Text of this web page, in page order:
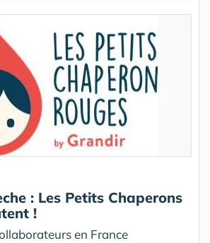
: Les Petits Chaperons
!
en France